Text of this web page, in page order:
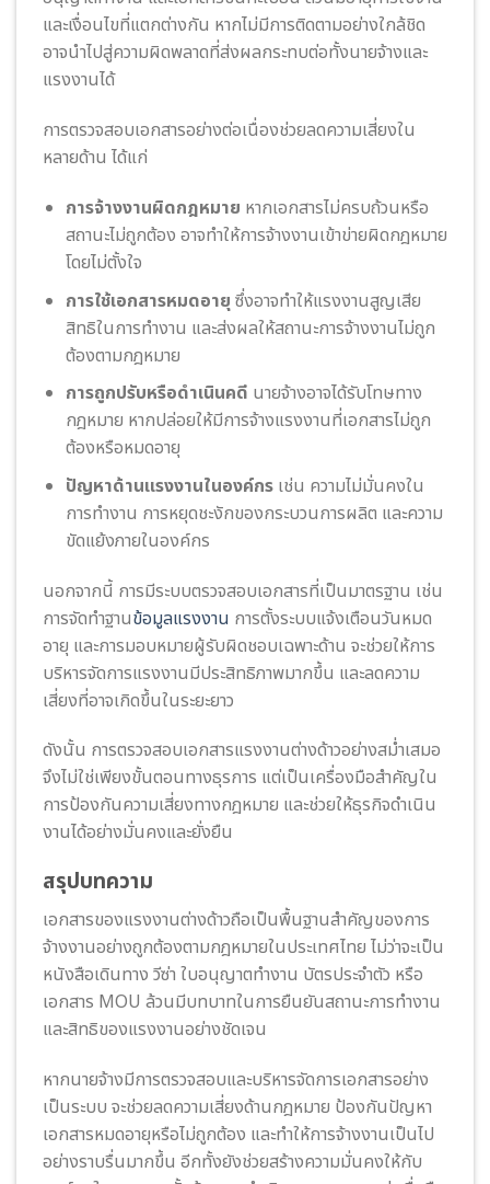
และเงื่อนไขที่แตกต่างกัน หากไม่มีการติดตามอย่างใกล้ชิด
อาจนำไปสู่ความผิดพลาดที่ส่งผลกระทบต่อทั้งนายจ้างและ
แรงงานได้
การตรวจสอบเอกสารอย่างต่อเนื่องช่วยลดความเสี่ยงใน
หลายด้าน ได้แก่
การจ้างงานผิดกฎหมาย หากเอกสารไม่ครบถ้วนหรือ
สถานะไม่ถูกต้อง อาจทำให้การจ้างงานเข้าข่ายผิดกฎหมาย
โดยไม่ตั้งใจ
การใช้เอกสารหมดอายุ ซึ่งอาจทำให้แรงงานสูญเสีย
สิทธิในการทำงาน และส่งผลให้สถานะการจ้างงานไม่ถูก
ต้องตามกฎหมาย
การถูกปรับหรือดำเนินคดี นายจ้างอาจได้รับโทษทาง
กฎหมาย หากปล่อยให้มีการจ้างแรงงานที่เอกสารไม่ถูก
ต้องหรือหมดอายุ
ปัญหาด้านแรงงานในองค์กรเช่น ความไม่มั่นคงใน
การทำงาน การหยุดชะงักของกระบวนการผลิต และความ
ขัดแย้งภายในองค์กร
นอกจากนี้ การมีระบบตรวจสอบเอกสารที่เป็นมาตรฐาน เช่น
การจัดทำฐานข้อมูลแรงงาน การตั้งระบบแจ้งเตือนวันหมด
อายุ และการมอบหมายผู้รับผิดชอบเฉพาะด้าน จะช่วยให้การ
บริหารจัดการแรงงานมีประสิทธิภาพมากขึ้น และลดความ
เสี่ยงที่อาจเกิดขึ้นในระยะยาว
ดังนั้น การตรวจสอบเอกสารแรงงานต่างด้าวอย่างสม่ำเสมอ
จึงไม่ใช่เพียงขั้นตอนทางธุรการ แต่เป็นเครื่องมือสำคัญใน
การป้องกันความเสี่ยงทางกฎหมาย และช่วยให้ธุรกิจดำเนิน
งานได้อย่างมั่นคงและยั่งยืน
สรุปบทความ
เอกสารของแรงงานต่างด้าวถือเป็นพื้นฐานสำคัญของการ
จ้างงานอย่างถูกต้องตามกฎหมายในประเทศไทย ไม่ว่าจะเป็น
หนังสือเดินทาง วีซ่า ใบอนุญาตทำงาน บัตรประจำตัว หรือ
เอกสาร MOU ล้วนมีบทบาทในการยืนยันสถานะการทำงาน
และสิทธิของแรงงานอย่างชัดเจน
หากนายจ้างมีการตรวจสอบและบริหารจัดการเอกสารอย่าง
เป็นระบบ จะช่วยลดความเสี่ยงด้านกฎหมาย ป้องกันปัญหา
เอกสารหมดอายุหรือไม่ถูกต้อง และทำให้การจ้างงานเป็นไป
อย่างราบรื่นมากขึ้น อีกทั้งยังช่วยสร้างความมั่นคงให้กับ